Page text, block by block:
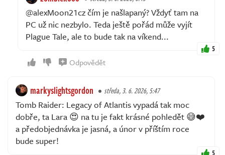
@alexMoon21cz čím je našlapaný? Vždyť tam na
PC už nic nezbylo. Teda ještě pořád může vyjít
Plague Tale, ale to bude tak na víkend...
5
Odpovědět
markyslightsgordon středa, 3. 6. 2026, 5:47
Tomb Raider: Legacy of Atlantis vypadá tak moc
dobře, ta Lara 😍 na tu je fakt krásné pohledět 😅❤️
a předobjednávka je jasná, a únor v příštím roce
bude super!
5